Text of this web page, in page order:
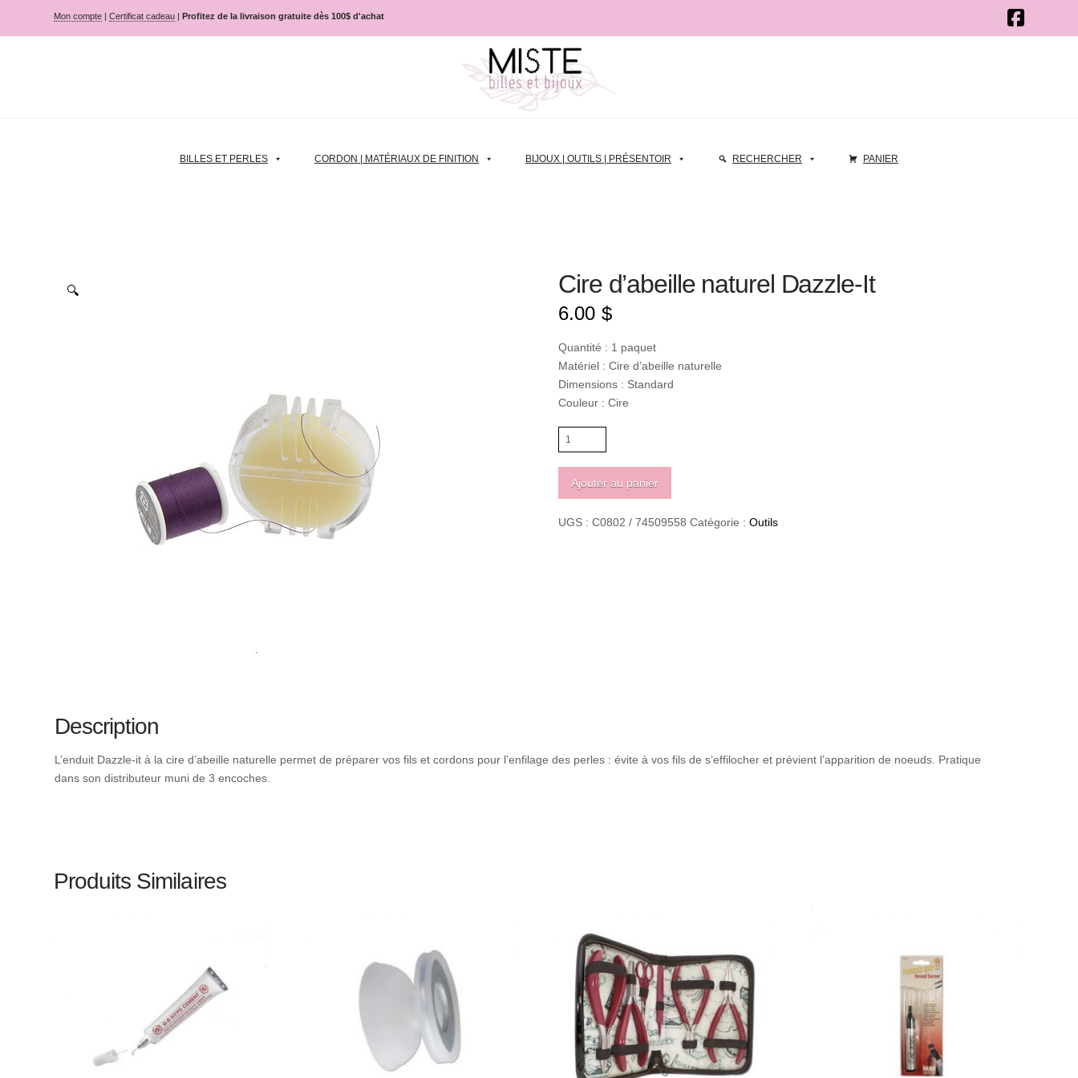
Mon compte |Certificat cadeau |Profitez de la livraison gratuite dès 100$ d'achat
BILLES ET PERLES CORDON | MATÉRIAUX DE FINITION BIJOUX | OUTILS | PRÉSENTOIR RECHERCHER PANIER
🔍 Cire d’abeille naturel Dazzle-It
6.00 $
Quantité : 1 paquet
Matériel : Cire d’abeille naturelle
Dimensions : Standard
Couleur : Cire
quantité
de
d'abeille
Dazzle-
Ajouter au panier
UGS :C0802 / 74509558 Catégorie :Outils
Description
L’enduit Dazzle-it à la cire d’abeille naturelle permet de préparer vos fils et cordons pour l’enfilage des perles : évite à vos fils de s’effilocher et prévient l’apparition de noeuds. Pratique
dans son distributeur muni de 3 encoches.
Produits Similaires